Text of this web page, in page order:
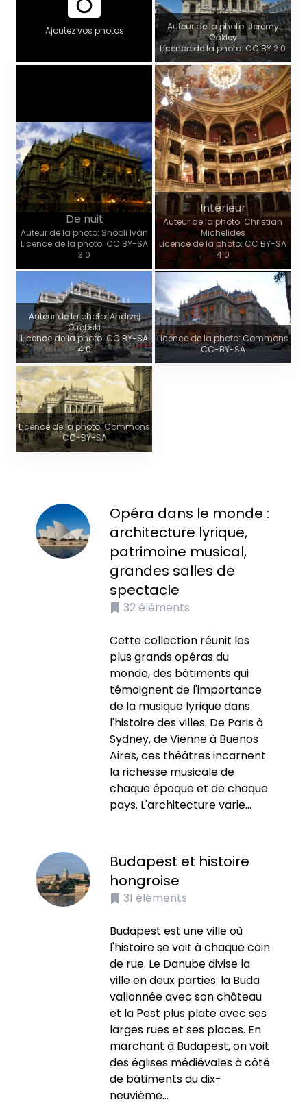
Ajoutez vos photos
Auteur de la photo: Jeremy
Oakley
Licence de la photo: CC BY 2.0
De nuit
Auteur de la photo: Snóbli Iván
Licence de la photo: CC BY-SA
3.0
Intérieur
Auteur de la photo: Christian
Michelides
Licence de la photo: CC BY-SA
4.0
Auteur de la photo: Andrzej
Otrębski
Licence de la photo: CC BY-SA
4.0
Licence de la photo: Commons
CC-BY-SA
Licence de la photo: Commons
CC-BY-SA
Opéra dans le monde :
architecture lyrique,
patrimoine musical,
grandes salles de
spectacle
32éléments
Cette collection réunit les
plus grands opéras du
monde, des bâtiments qui
témoignent de l'importance
de la musique lyrique dans
l'histoire des villes. De Paris à
Sydney, de Vienne à Buenos
Aires, ces théâtres incarnent
la richesse musicale de
chaque époque et de chaque
pays. L'architecture varie...
Budapest et histoire
hongroise
31 éléments
Budapest est une ville où
l'histoire se voit à chaque coin
de rue. Le Danube divise la
ville en deux parties: la Buda
vallonnée avec son château
et la Pest plus plate avec ses
larges rues et ses places. En
marchant à Budapest, on voit
des églises médiévales à côté
de bâtiments du dix-
neuvième...